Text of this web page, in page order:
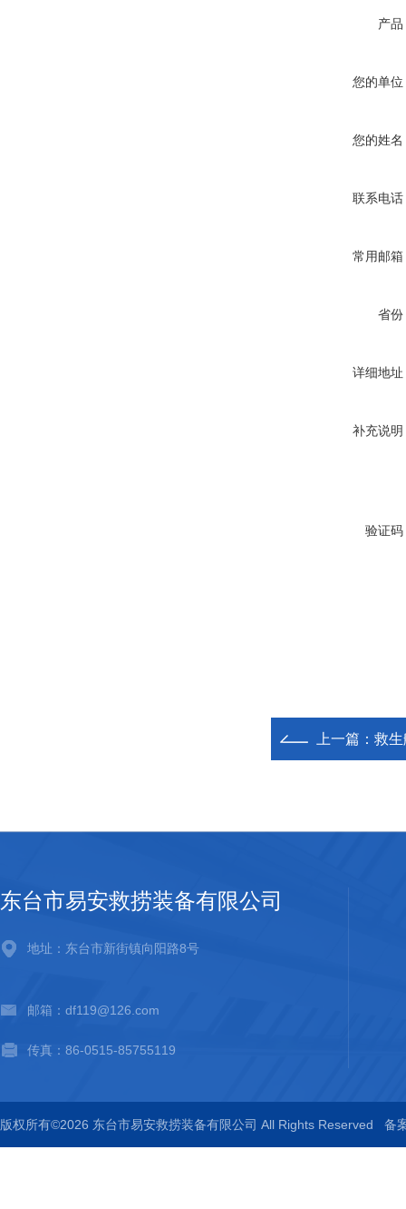
产品
您的单位
您的姓名
联系电话
常用邮箱
省份
详细地址
补充说明
验证码
上一篇： 救
东台市易安救捞装备有限公司
地址：东台市新街镇向阳路8号
邮箱：df119@126.com
传真：86-0515-85755119
版权所有©2026 东台市易安救捞装备有限公司 All Rights Reserved 备